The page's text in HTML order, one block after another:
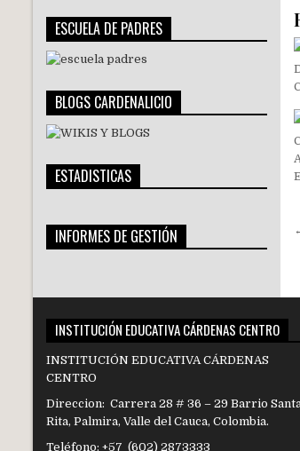
ESCUELA DE PADRES
BLOGS CARDENALICIO
ESTADISTICAS
INFORMES DE GESTIÓN
INSTITUCIÓN EDUCATIVA CÁRDENAS CENTRO
INSTITUCIÓN EDUCATIVA CÁRDENAS
CENTRO
Direccion: Carrera 28 # 36 – 29 Barrio
Rita, Palmira, Valle del Cauca, Colombia.
Teléfono: +57 (602) 2873333